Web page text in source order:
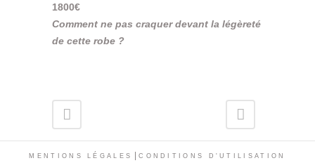
1800€
Comment ne pas craquer devant la légèreté
de cette robe ?
MENTIONS LÉGALES |CONDITIONS D'UTILISATION